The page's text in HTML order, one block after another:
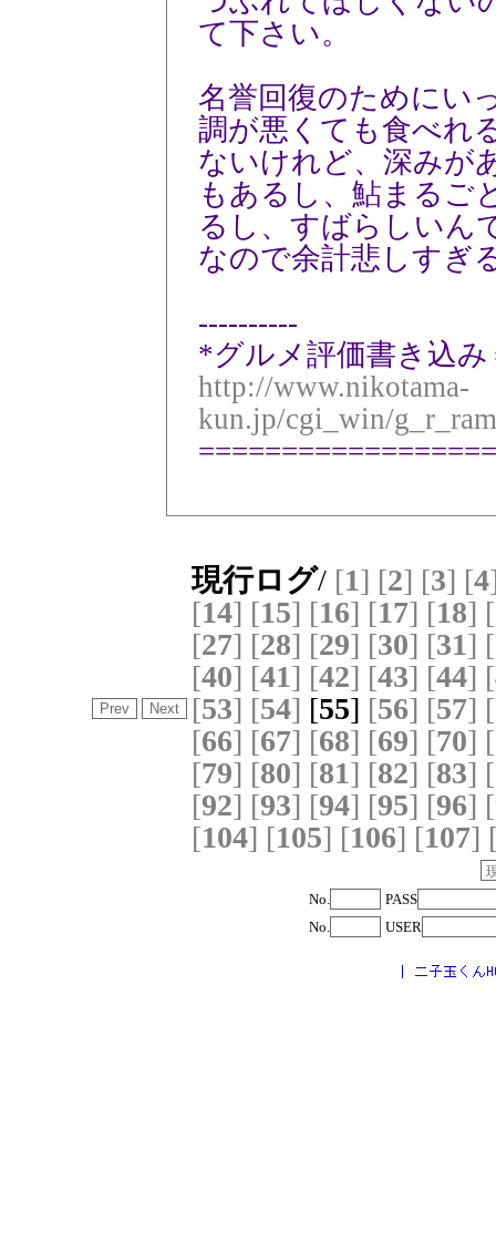
て下さい。
名誉回復のためにい
調が悪くても食べれ
ないけれど、深みが
もあるし、鮎まるご
るし、すばらしいん
なので余計悲しすぎ
----------
*グルメ評価書き込
http://www.nikotama-
kun.jp/cgi_win/
現行ログ/ [1] [2] [3] [4
[14] [15] [16] [17] [18] [
[27] [28] [29] [30] [31] [
[40] [41] [42] [43] [44] [
[53] [54] [55] [56] [57] [
[66] [67] [68] [69] [70] [
[79] [80] [81] [82] [83] [
[92] [93] [94] [95] [96] [
[104] [105] [106] [107]
No.
PASS
No.
USER